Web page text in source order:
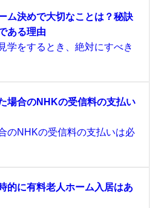
ム決めで大切なことは？秘訣
ある理由
学をするとき、絶対にすべき
場合のNHKの受信料の支払い
のNHKの受信料の支払いは必
的に有料老人ホーム入居はあ